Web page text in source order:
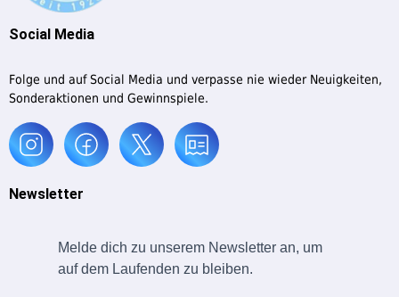
Social Media
Folge und auf Social Media und verpasse nie wieder Neuigkeiten,
Sonderaktionen und Gewinnspiele.
Newsletter
Melde dich zu unserem Newsletter an, um
auf dem Laufenden zu bleiben.